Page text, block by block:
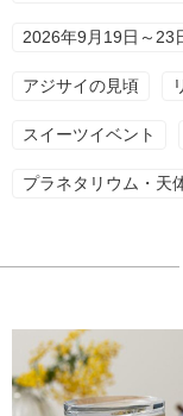
2026年9月19日～23
アジサイの見頃
スイーツイベント
プラネタリウム・天